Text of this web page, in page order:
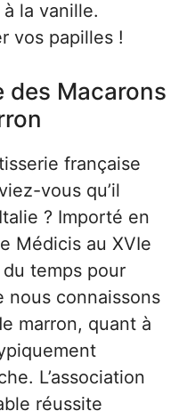
la vanille.
vos papilles !
des Macarons
française
vous qu’il
? Importé en
Médicis au XVIe
temps pour
nous connaissons
marron, quant à
L’association
réussite